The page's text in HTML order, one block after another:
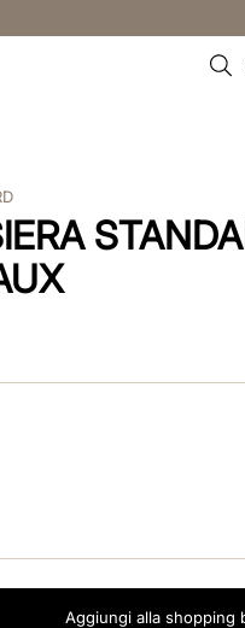
Aggiungi alla shopping